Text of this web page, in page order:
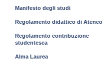
Manifesto degli studi
Regolamento didattico di Ateneo
Regolamento contribuzione
studentesca
Alma Laurea